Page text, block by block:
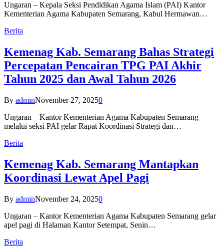
Ungaran – Kepala Seksi Pendidikan Agama Islam (PAI) Kantor
Kementerian Agama Kabupaten Semarang, Kabul Hermawan…
Berita
Kemenag Kab. Semarang Bahas Strategi
Percepatan Pencairan TPG PAI Akhir
Tahun 2025 dan Awal Tahun 2026
By adminNovember 27, 20250
Ungaran – Kantor Kementerian Agama Kabupaten Semarang
melalui seksi PAI gelar Rapat Koordinasi Strategi dan…
Berita
Kemenag Kab. Semarang Mantapkan
Koordinasi Lewat Apel Pagi
By adminNovember 24, 20250
Ungaran – Kantor Kementerian Agama Kabupaten Semarang gelar
apel pagi di Halaman Kantor Setempat, Senin…
Berita